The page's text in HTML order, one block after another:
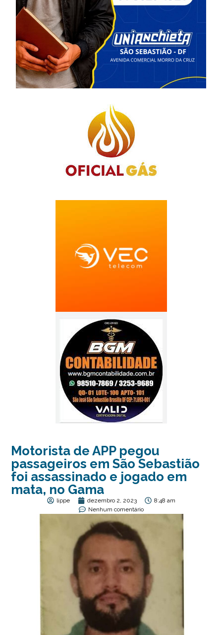
Motorista de APP pegou
passageiros em São Sebastião
foi assassinado e jogado em
mata, no Gama
lippe dezembro 2, 2023
8:48 am
Nenhum comentário